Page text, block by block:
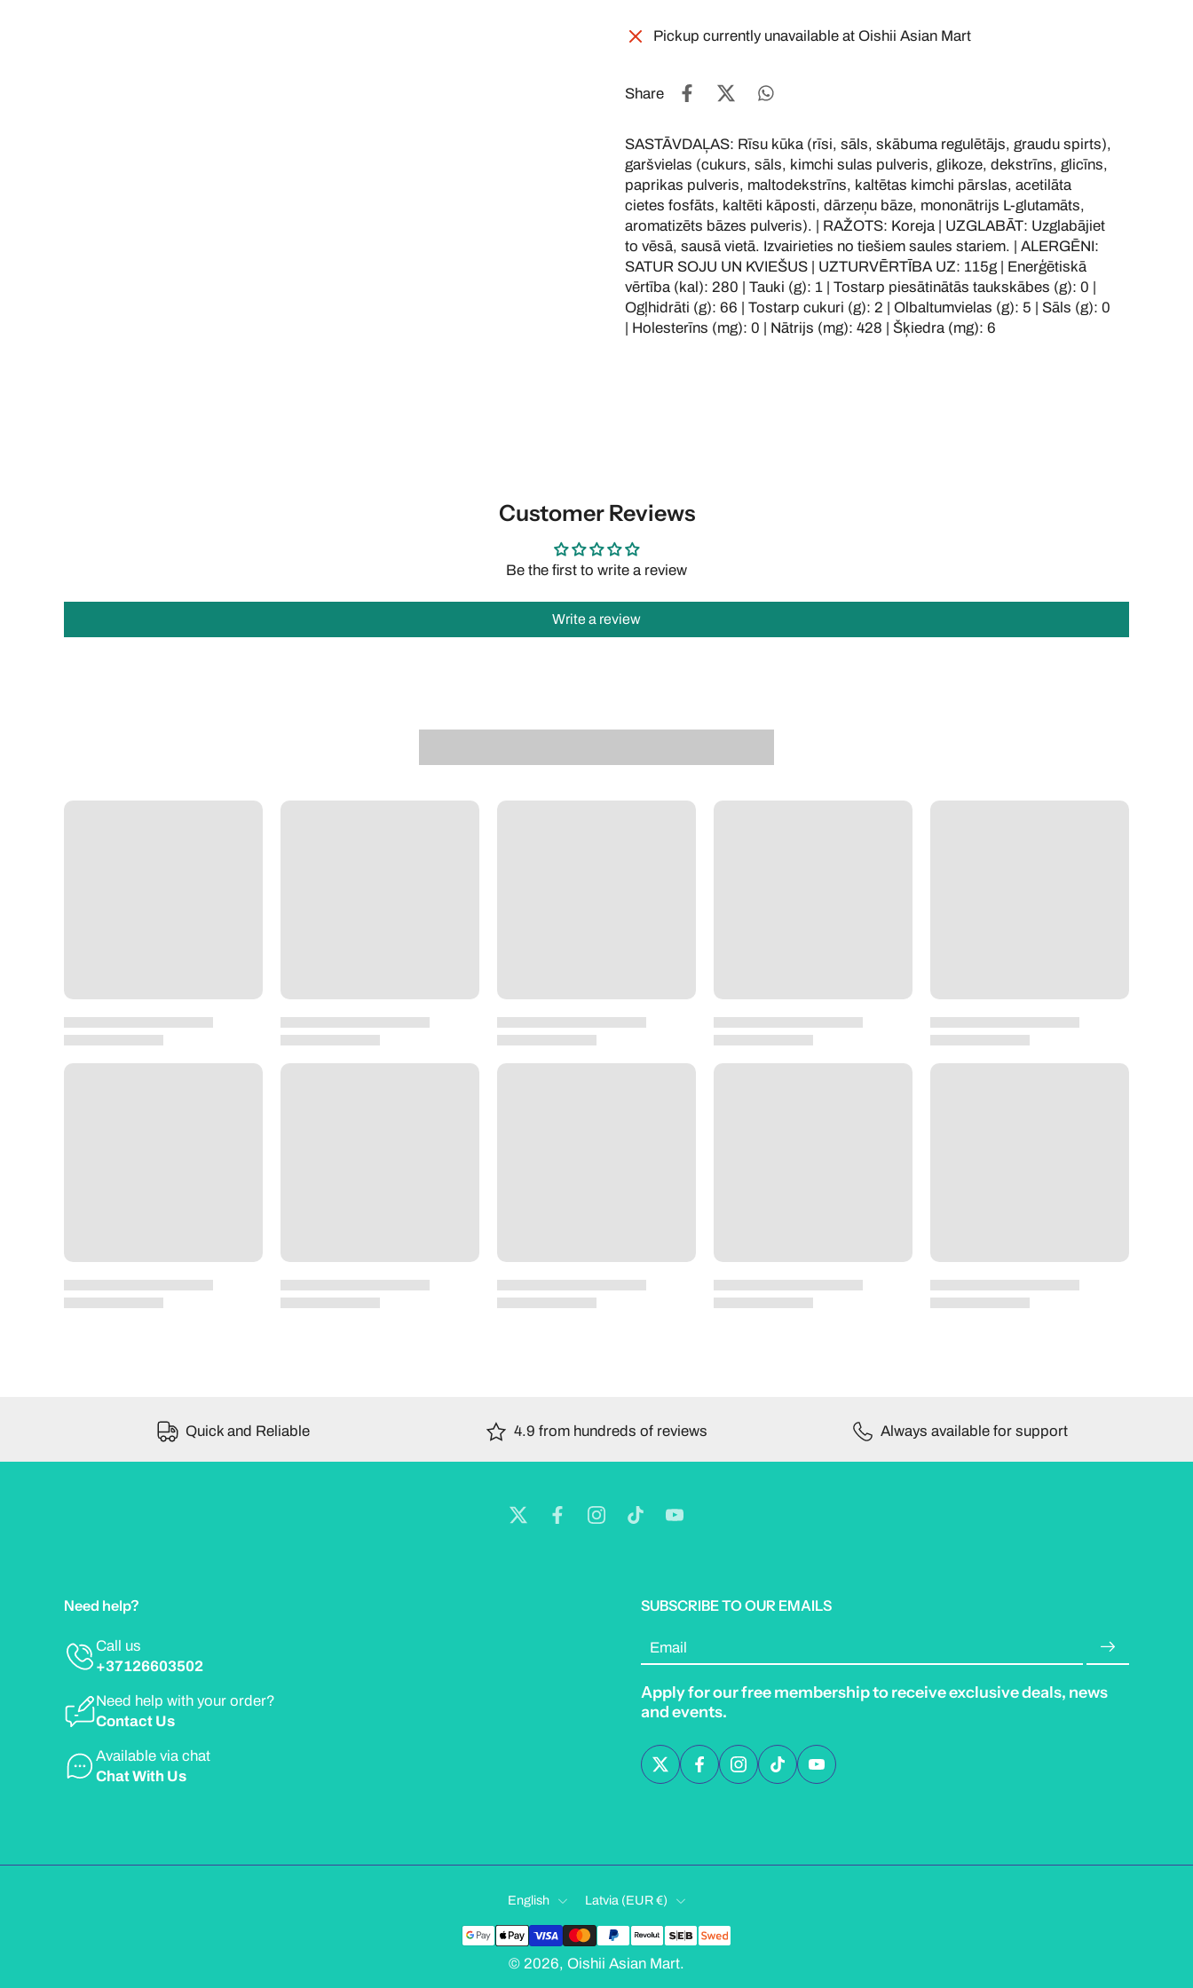
Pickup currently unavailable at Oishii Asian Mart
Share
SASTĀVDAĻAS: Rīsu kūka (rīsi, sāls, skābuma regulētājs, graudu spirts),
garšvielas (cukurs, sāls, kimchi sulas pulveris, glikoze, dekstrīns, glicīns,
paprikas pulveris, maltodekstrīns, kaltētas kimchi pārslas, acetilāta
cietes fosfāts, kaltēti kāposti, dārzeņu bāze, mononātrijs L-glutamāts,
aromatizēts bāzes pulveris). | RAŽOTS: Koreja | UZGLABĀT: Uzglabājiet
to vēsā, sausā vietā. Izvairieties no tiešiem saules stariem. | ALERGĒNI:
SATUR SOJU UN KVIEŠUS | UZTURVĒRTĪBA UZ: 115g | Enerģētiskā
vērtība (kal): 280 | Tauki (g): 1 | Tostarp piesātinātās taukskābes (g): 0 |
Ogļhidrāti (g): 66 | Tostarp cukuri (g): 2 | Olbaltumvielas (g): 5 | Sāls (g): 0
| Holesterīns (mg): 0 | Nātrijs (mg): 428 | Šķiedra (mg): 6
Customer Reviews
Be the first to write a review
Write a review
Quick and Reliable 4.9 from hundreds of reviews Always available for support
Need help?
Call us
+37126603502
Need help with your order?
Contact Us
Available via chat
Chat With Us
SUBSCRIBE TO OUR EMAILS
Email
Apply for our free membership to receive exclusive deals, news
and events.
English Latvia ‎(EUR €)‎
© 2026, Oishii Asian Mart.